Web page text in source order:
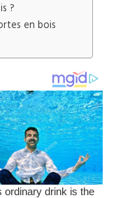
?
en bois